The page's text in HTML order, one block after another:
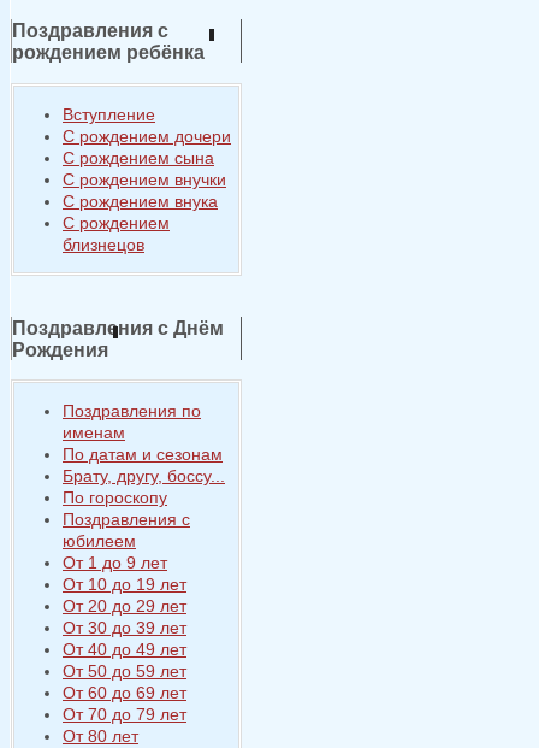
Поздравления с
рождением ребёнка
Вступление
С рождением дочери
С рождением сына
С рождением внучки
С рождением внука
С рождением
близнецов
Поздравления с Днём
Рождения
Поздравления по
именам
По датам и сезонам
Брату, другу, боссу...
По гороскопу
Поздравления с
юбилеем
От 1 до 9 лет
От 10 до 19 лет
От 20 до 29 лет
От 30 до 39 лет
От 40 до 49 лет
От 50 до 59 лет
От 60 до 69 лет
От 70 до 79 лет
От 80 лет